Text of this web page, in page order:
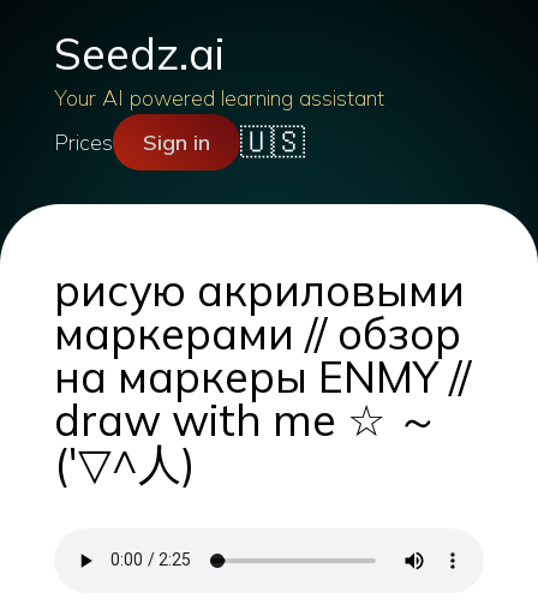
Seedz.ai
Your AI powered learning assistant
Prices
Sign in 🇺🇸
рисую акриловыми
маркерами // обзор
на маркеры ENMY //
draw with me ☆ ～
('▽^人)